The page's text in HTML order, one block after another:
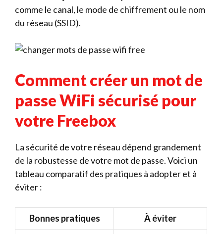
comme le canal, le mode de chiffrement ou le nom
du réseau (SSID).
Comment créer un mot de
passe WiFi sécurisé pour
votre Freebox
La sécurité de votre réseau dépend grandement
de la robustesse de votre mot de passe. Voici un
tableau comparatif des pratiques à adopter et à
éviter :
Bonnes pratiques À éviter